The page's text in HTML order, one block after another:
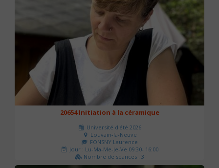
20654 Initiation à la céramique
Université d'été 2026
Louvain-la-Neuve
FONSNY Laurence
Jour : Lu-Ma-Me-Je-Ve 09:30- 16:00
Nombre de séances : 3
190 €